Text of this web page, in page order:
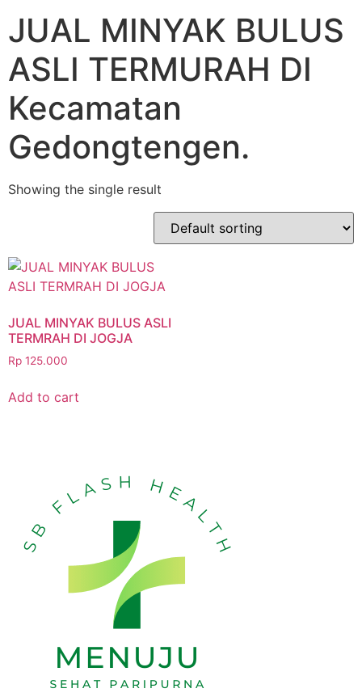
JUAL MINYAK BULUS
ASLI TERMURAH DI
Kecamatan
Gedongtengen.
Showing the single result
JUAL MINYAK BULUS ASLI
TERMRAH DI JOGJA
Rp 125.000
Add to cart